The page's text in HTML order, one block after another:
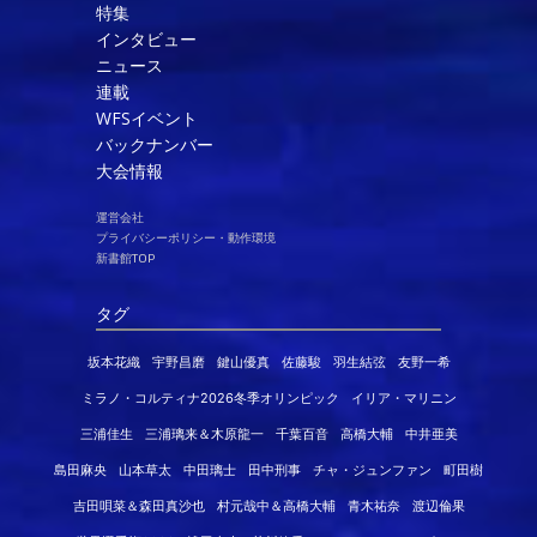
特集
インタビュー
ニュース
連載
WFSイベント
バックナンバー
大会情報
運営会社
プライバシーポリシー・動作環境
新書館TOP
タグ
坂本花織 宇野昌磨 鍵山優真 佐藤駿 羽生結弦 友野一希
ミラノ・コルティナ2026冬季オリンピック イリア・マリニン
三浦佳生 三浦璃来＆木原龍一 千葉百音 高橋大輔 中井亜美
島田麻央 山本草太 中田璃士 田中刑事 チャ・ジュンファン 町田樹
吉田唄菜＆森田真沙也 村元哉中＆高橋大輔 青木祐奈 渡辺倫果